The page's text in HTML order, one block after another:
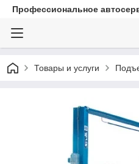
Профессиональное
Товары и услуги